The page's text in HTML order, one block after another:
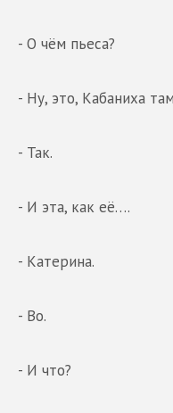
- О чём пьеса?
- Ну, это, Кабаниха
- Так.
- И эта, как её….
- Катерина.
- Во.
- И что?